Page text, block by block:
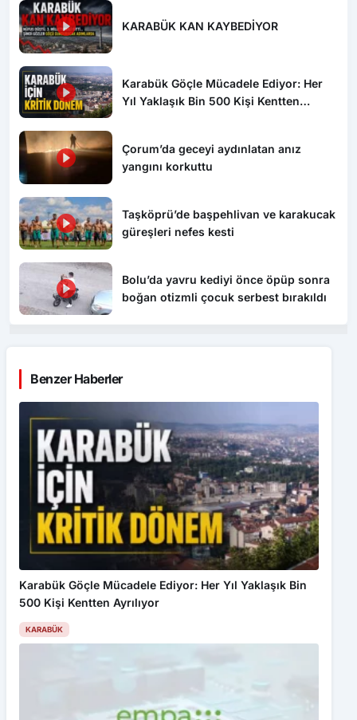
KARABÜK KAN KAYBEDİYOR
Karabük Göçle Mücadele Ediyor: Her
Yıl Yaklaşık Bin 500 Kişi Kentten
Çorum’da geceyi aydınlatan anız
yangını korkuttu
Taşköprü’de başpehlivan ve karakucak
güreşleri nefes kesti
Bolu’da yavru kediyi önce öpüp sonra
boğan otizmli çocuk serbest bırakıldı
Benzer Haberler
Karabük Göçle Mücadele Ediyor: Her Yıl Yaklaşık Bin
500 Kişi Kentten Ayrılıyor
KARABÜK